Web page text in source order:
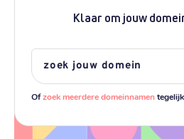
Klaar om jouw
Ofzoek meerdere domeinnamen